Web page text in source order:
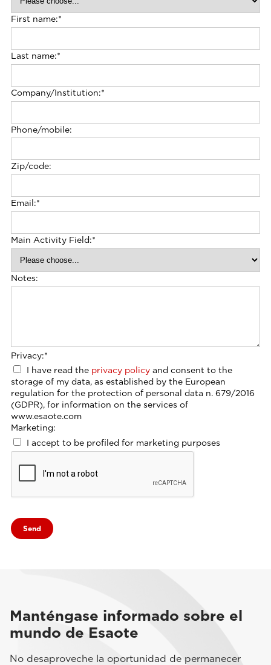
First name:*
Last name:*
Company/Institution:*
Phone/mobile:
Zip/code:
Email:*
Main Activity Field:*
Notes:
Privacy:*
I have read the privacy policy and consent to the
storage of my data, as established by the European
regulation for the protection of personal data n. 679/2016
(GDPR), for information on the services of
www.esaote.com
Marketing:
I accept to be profiled for marketing purposes
Manténgase informado sobre el
mundo de Esaote
No desaproveche la oportunidad de permanecer